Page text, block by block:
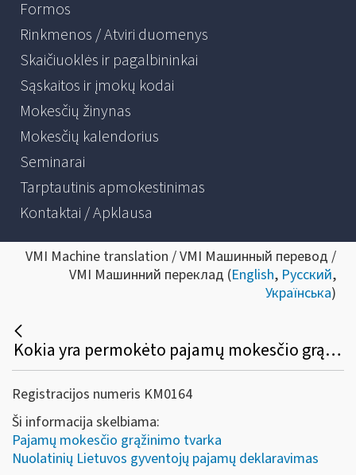
Formos
Rinkmenos / Atviri duomenys
Skaičiuoklės ir pagalbininkai
Sąskaitos ir įmokų kodai
Mokesčių žinynas
Mokesčių kalendorius
Seminarai
Tarptautinis apmokestinimas
Kontaktai / Apklausa
VMI Machine translation / VMI Машинный перевод /
VMI Машинний переклад (English, Русский,
Українська)
Kokia yra permokėto pajamų mokesčio grąžinimo tvarka mokesčių mokėtojui, kai pajamų mokestis nuo jo gautų pajamų sumokamas kito asmens lėšomis?
Registracijos numeris KM0164
Ši informacija skelbiama:
Pajamų mokesčio grąžinimo tvarka
Nuolatinių Lietuvos gyventojų pajamų deklaravimas